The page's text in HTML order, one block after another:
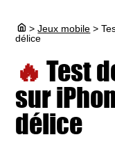
> Jeux mobile >
délice
🔥Test
sur
délice